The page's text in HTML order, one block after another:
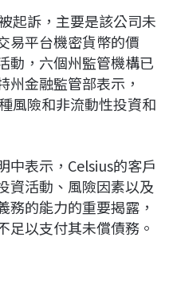
起訴，主要是該公司未
易平台機密貨幣的價
動，六個州監管機構已
州金融監管部表示，
風險和非流動性投資和
中表示，Celsius的客戶
資活動、風險因素以及
務的能力的重要揭露，
足以支付其未償債務。